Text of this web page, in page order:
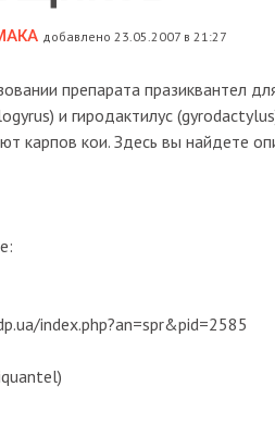
добавлено 23.05.2007 в 21:27
препарата празиквантел
и гиродактилус
карпов кои. Здесь вы найдете
index.php?an=spr&pid=2585